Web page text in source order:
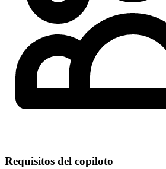
Requisitos del copiloto